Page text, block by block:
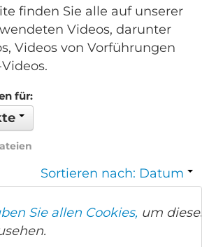
finden Sie alle auf unserer
Videos, darunter
Videos von Vorführungen
für:
Sortieren nach: Datum
Sie allen Cookies, um dieses